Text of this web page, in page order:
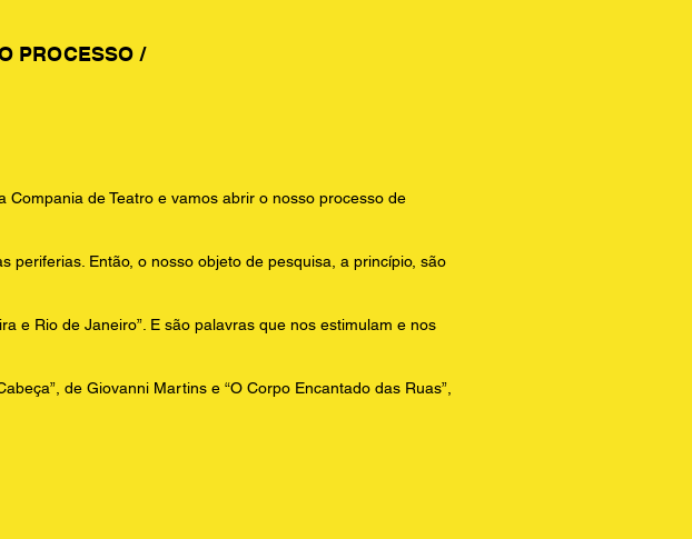
PROCESSO /
Compania de Teatro e vamos abrir o nosso processo de
Então, o nosso objeto de pesquisa, a princípio, são
e Rio de Janeiro”. E são palavras que nos estimulam e nos
de Giovanni Martins e “O Corpo Encantado das Ruas”,